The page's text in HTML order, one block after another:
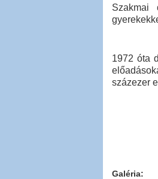
Szakmai
1972 óta
százezer
Galéria: